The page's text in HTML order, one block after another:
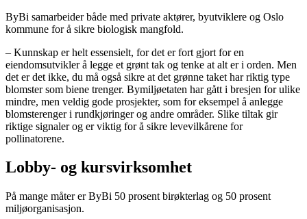
ByBi samarbeider både med private aktører, byutviklere og Oslo
kommune for å sikre biologisk mangfold.
– Kunnskap er helt essensielt, for det er fort gjort for en
eiendomsutvikler å legge et grønt tak og tenke at alt er i orden. Men
det er det ikke, du må også sikre at det grønne taket har riktig type
blomster som biene trenger. Bymiljøetaten har gått i bresjen for ulike
mindre, men veldig gode prosjekter, som for eksempel å anlegge
blomsterenger i rundkjøringer og andre områder. Slike tiltak gir
riktige signaler og er viktig for å sikre levevilkårene for
pollinatorene.
Lobby- og kursvirksomhet
På mange måter er ByBi 50 prosent birøkterlag og 50 prosent
miljøorganisasjon.